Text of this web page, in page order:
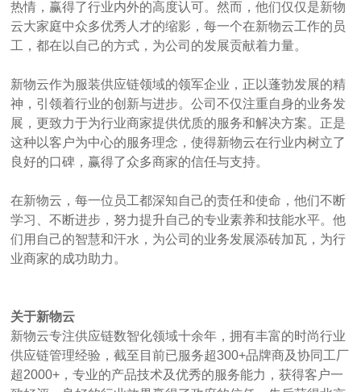
热情，赢得了行业内外的高度认可。然而，他们仅仅是新物
云大家庭中众多优秀人才的缩影，每一个在新物云工作的员
工，都在以自己的方式，为公司的发展贡献着力量。
新物云作为服装供应链领域的领军企业，正以蓬勃发展的精
神，引领着行业的创新与进步。公司不仅注重自身的业务发
展，更致力于为行业商家提供优质的服务和解决方案。正是
这种以客户为中心的服务理念，使得新物云在行业内树立了
良好的口碑，赢得了众多商家的信任与支持。
在新物云，每一位员工都深知自己的责任和使命，他们不断
学习、不断进步，努力提升自己的专业素养和技能水平。他
们用自己的智慧和汗水，为公司的业务发展添砖加瓦，为行
业商家的成功助力。
关于新物云
新物云专注供应链数智化领域十余年，拥有丰富的时尚行业
供应链管理经验，截至目前已服务超300+品牌商及协同工厂
超2000+，专业的产品技术及优秀的服务能力，获得客户一